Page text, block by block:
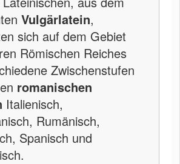
Vulgärlatein,
sich auf dem Gebiet
Römischen Reiches
Zwischenstufen
romanischen
Italienisch,
Rumänisch,
Spanisch und